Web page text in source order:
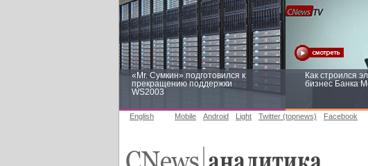
«Mr. Сумкин» подготовился к
прекращению поддержки
WS2003
Как строился
бизнес Банка
English Mobile Android Light Twitter (topnews) Facebook